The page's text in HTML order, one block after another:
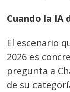
Cuando la IA
El escenario
2026 es
pregunta a
de su